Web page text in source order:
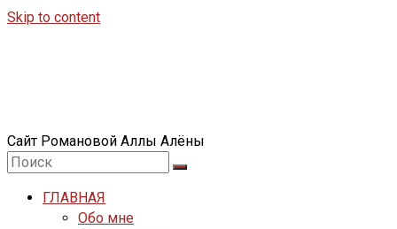
Skip to content
Сайт Романовой Аллы Алёны
ГЛАВНАЯ
Обо мне